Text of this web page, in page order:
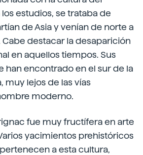
estudios, se trataba de
de Asia y venían de norte a
Cabe destacar la desaparición
en aquellos tiempos. Sus
han encontrado en el sur de la
muy lejos de las vías
moderno.
fue muy fructífera en arte
yacimientos prehistóricos
a esta cultura,